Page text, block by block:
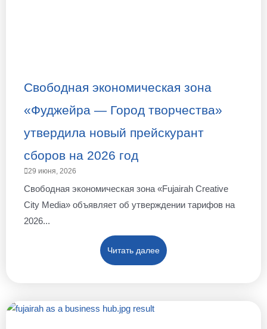
Свободная экономическая зона
«Фуджейра — Город творчества»
утвердила новый прейскурант
сборов на 2026 год
29 июня, 2026
Свободная экономическая зона «Fujairah Creative
City Media» объявляет об утверждении тарифов на
2026...
Читать далее